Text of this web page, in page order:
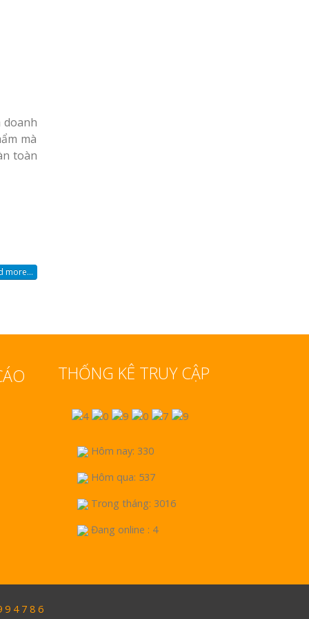
mà
toàn
more...
THỐNG KÊ TRUY CẬP
Hôm nay: 330
Hôm qua: 537
Trong tháng: 3016
Đang online : 4
9 4 7 8 6